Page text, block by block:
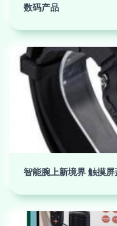
数码产品
智能腕上新境界 触摸